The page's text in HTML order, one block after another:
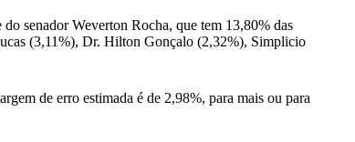
senador Weverton Rocha, que tem 13,80% das
(3,11%), Dr. Hilton Gonçalo (2,32%), Simplicio
de erro estimada é de 2,98%, para mais ou para